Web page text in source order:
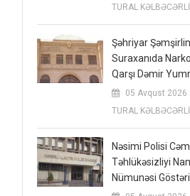
TURAL KƏLBƏCƏRLİ
Şəhriyar
Suraxanıda
Qarşı Dəmir
05 Avqust 2026
TURAL KƏLBƏCƏRLİ
Nəsimi Polisi
Təhlükəsizliyi
Nümunəsi